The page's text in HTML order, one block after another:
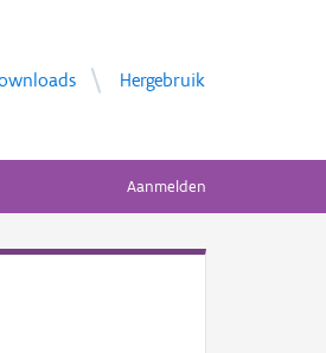
Hergebruik
Aanmelden